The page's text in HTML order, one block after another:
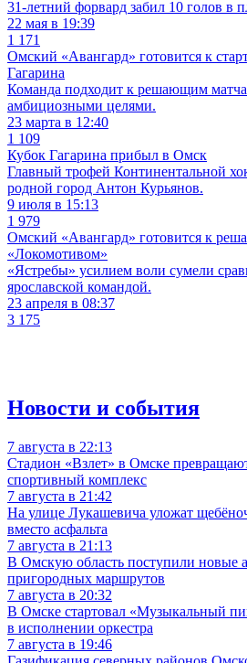
31-летний форвард забил 10 голов
22 мая в 19:39
1 171
Омский «Авангард» готовится к
Гагарина
Команда подходит к решающим
амбициозными целями.
23 марта в 12:40
1 109
Кубок Гагарина прибыл в Омск
Главный трофей Континентальной
родной город Антон Курьянов.
9 июля в 15:13
1 979
Омский «Авангард» готовится к
«Локомотивом»
«Ястребы» усилием воли сумели
ярославской командой.
23 апреля в 08:37
3 175
Новости и события
7 августа в 22:13
Стадион «Взлет» в Омске
спортивный комплекс
7 августа в 21:42
На улице Лукашевича уложат
вместо асфальта
7 августа в 21:13
В Омскую область поступили новые
пригородных маршрутов
7 августа в 20:32
В Омске стартовал «Музыкальный
в исполнении оркестра
7 августа в 19:46